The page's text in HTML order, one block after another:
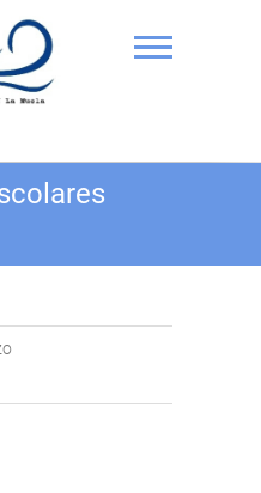
CEIP Gil